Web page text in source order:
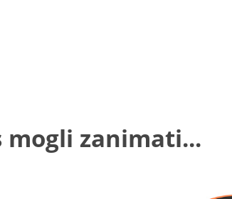
mogli zanimati...